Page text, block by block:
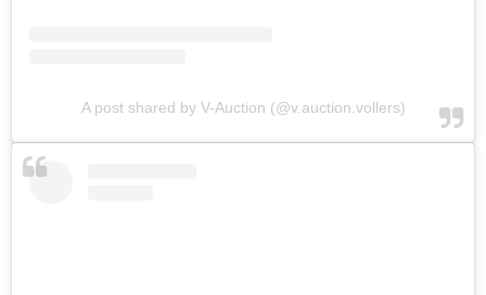
A post shared by V-Auction (@v.auction.vollers)